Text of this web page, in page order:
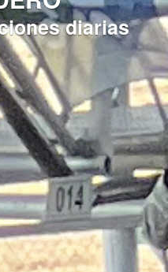
diarias